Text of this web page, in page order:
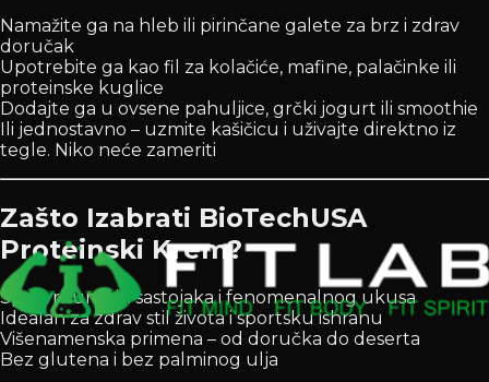
Namažite ga na hleb ili pirinčane galete za brz i zdrav
doručak
Upotrebite ga kao fil za kolačiće, mafine, palačinke ili
proteinske kuglice
Dodajte ga u ovsene pahuljice, grčki jogurt ili smoothie
Ili jednostavno – uzmite kašičicu i uživajte direktno iz
tegle. Niko neće zameriti
Zašto Izabrati BioTechUSA
Proteinski Krem?
Spoj vrhunskih sastojaka i fenomenalnog ukusa
Idealan za zdrav stil života i sportsku ishranu
Višenamenska primena – od doručka do deserta
Bez glutena i bez palminog ulja